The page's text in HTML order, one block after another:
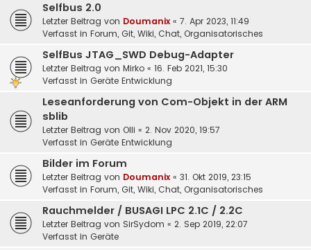
Selfbus 2.0
Letzter Beitrag von Doumanix « 7. Apr 2023, 11:49
Verfasst in Forum, Git, Wiki, Chat, Organisatorisches
SelfBus JTAG_SWD Debug-Adapter
Letzter Beitrag von Mirko « 16. Feb 2021, 15:30
Verfasst in Geräte Entwicklung
Leseanforderung von Com-Objekt in der ARM
sblib
Letzter Beitrag von Olli « 2. Nov 2020, 19:57
Verfasst in Geräte Entwicklung
Bilder im Forum
Letzter Beitrag von Doumanix « 31. Okt 2019, 23:15
Verfasst in Forum, Git, Wiki, Chat, Organisatorisches
Rauchmelder / BUSAGI LPC 2.1C / 2.2C
Letzter Beitrag von SirSydom « 2. Sep 2019, 22:07
Verfasst in Geräte